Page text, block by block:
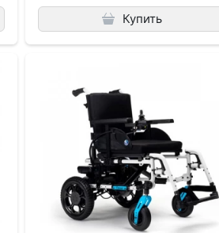
Купить